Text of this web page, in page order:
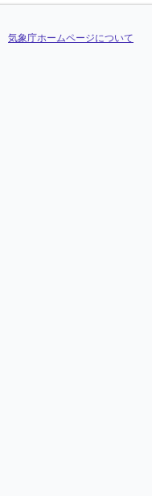
気象庁ホームページについて